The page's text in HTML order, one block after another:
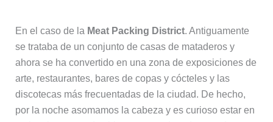
En el caso de la Meat Packing District. Antiguamente
se trataba de un conjunto de casas de mataderos y
ahora se ha convertido en una zona de exposiciones de
arte, restaurantes, bares de copas y cócteles y las
discotecas más frecuentadas de la ciudad. De hecho,
por la noche asomamos la cabeza y es curioso estar en